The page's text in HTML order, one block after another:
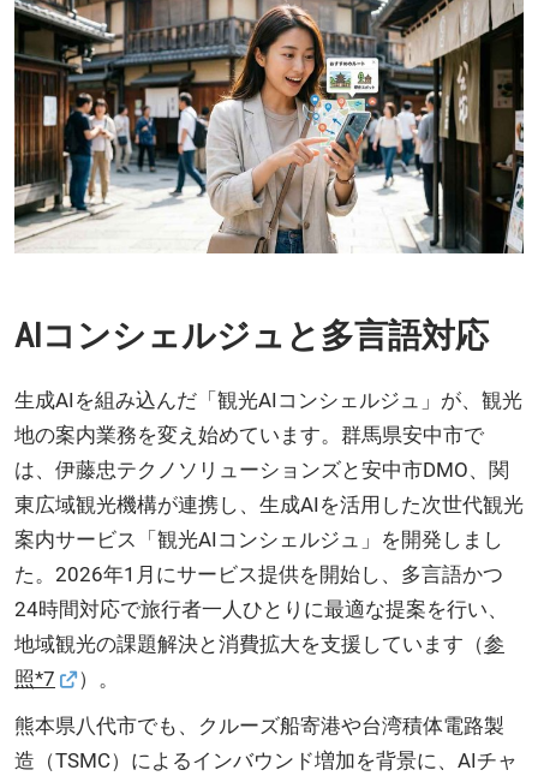
AIコンシェルジュと多言語対応
生成AIを組み込んだ「観光AIコンシェルジュ」が、観光
地の案内業務を変え始めています。群馬県安中市で
は、伊藤忠テクノソリューションズと安中市DMO、関
東広域観光機構が連携し、生成AIを活用した次世代観光
案内サービス「観光AIコンシェルジュ」を開発しまし
た。2026年1月にサービス提供を開始し、多言語かつ
24時間対応で旅行者一人ひとりに最適な提案を行い、
地域観光の課題解決と消費拡大を支援しています（参
照*7
）。
熊本県八代市でも、クルーズ船寄港や台湾積体電路製
造（TSMC）によるインバウンド増加を背景に、AIチャ